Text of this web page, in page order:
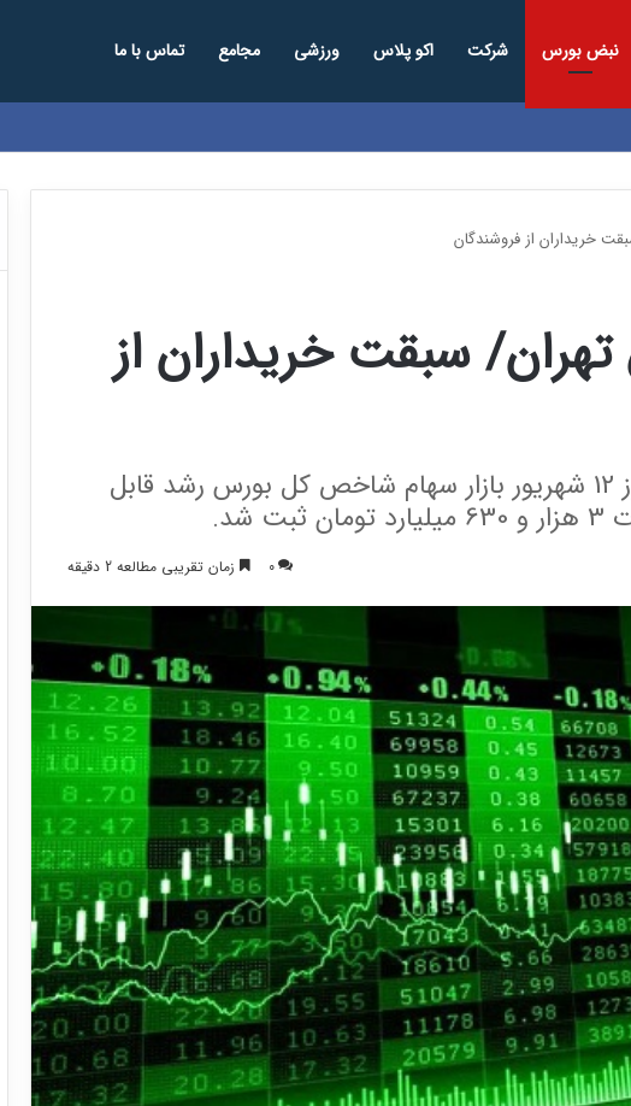
نبض بورس شرکت اکو پلاس ورزشی مجامع تماس با ما
شد
خریداران از فروشندگان
سبقت خریداران از
در جریان معاملات صبح امروز 12 شهریور بازار سهام شاخص کل بورس رشد قابل
0 زمان تقریبی مطالعه 2 دقیقه